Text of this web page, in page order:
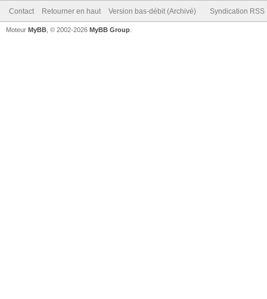
Contact Retourner en haut Version bas-débit (Archivé) Syndication RSS
Moteur MyBB , © 2002-2026 MyBB Group